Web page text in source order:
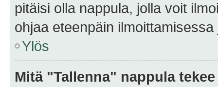
pitäisi olla nappula, jolla voit
ohjaa eteenpäin
Ylös
Mitä "Tallenna" nappula